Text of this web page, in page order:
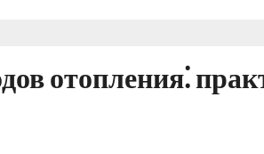
отопления⁚